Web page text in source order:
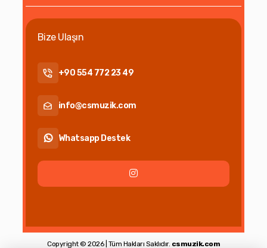
Bize Ulaşın
+90 554 772 23 49
info@csmuzik.com
Whatsapp Destek
Copyright © 2026 | Tüm Hakları Saklıdır. csmuzik.com